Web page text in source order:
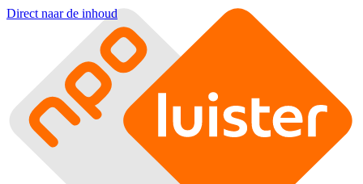
Direct naar de inhoud